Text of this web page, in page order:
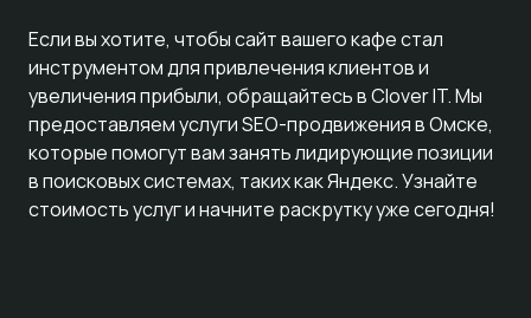
Если вы хотите, чтобы сайт вашего кафе стал
инструментом для привлечения клиентов и
увеличения прибыли, обращайтесь в Clover IT. Мы
предоставляем услуги SEO-продвижения в Омске,
которые помогут вам занять лидирующие позиции
в поисковых системах, таких как Яндекс. Узнайте
стоимость услуг и начните раскрутку уже сегодня!